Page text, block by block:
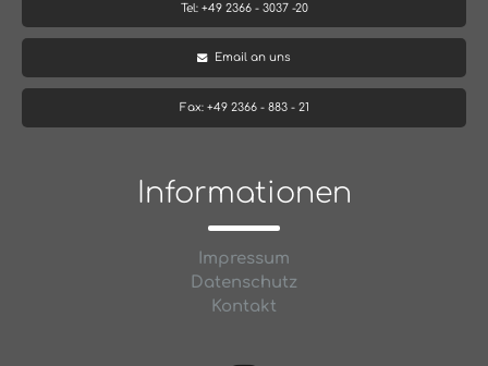
Tel: +49 2366 - 3037 -20
Email an uns
Fax: +49 2366 - 883 - 21
Informationen
Impressum
Datenschutz
Kontakt